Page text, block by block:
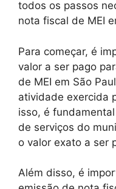
todos os passos
nota fiscal de MEI
Para começar, é
valor a ser pago
de MEI em São
atividade exercida
isso, é
de serviços do
o valor exato a ser
Além disso, é